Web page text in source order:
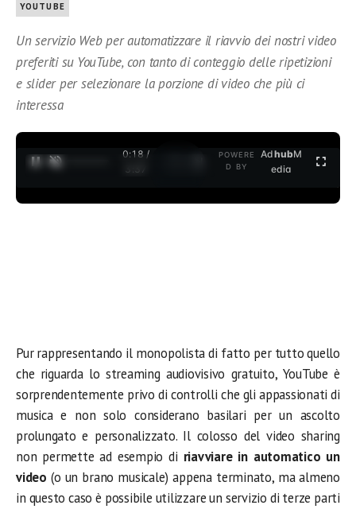
YOUTUBE
Un servizio Web per automatizzare il riavvio dei nostri video
preferiti su YouTube, con tanto di conteggio delle ripetizioni
e slider per selezionare la porzione di video che più ci
interessa
0:19 /
3:37
POWERE
D BY
AdhubM
edia
Pur rappresentando il monopolista di fatto per tutto quello
che riguarda lo streaming audiovisivo gratuito, YouTube è
sorprendentemente privo di controlli che gli appassionati di
musica e non solo considerano basilari per un ascolto
prolungato e personalizzato. Il colosso del video sharing
non permette ad esempio di riavviare in automatico un
video (o un brano musicale) appena terminato, ma almeno
in questo caso è possibile utilizzare un servizio di terze parti